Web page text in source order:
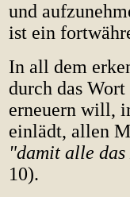
und
ist ein
In all dem
durch das
erneuern will,
einlädt, allen
"damit alle
10).